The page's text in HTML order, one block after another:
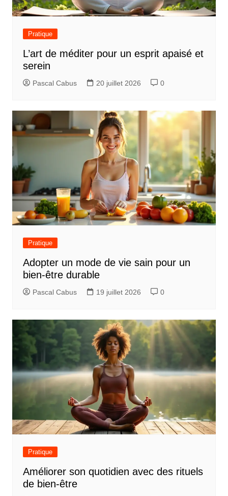
Pratique
L’art de méditer pour un esprit apaisé et
serein
Pascal Cabus 20 juillet 2026 0
Pratique
Adopter un mode de vie sain pour un
bien-être durable
Pascal Cabus 19 juillet 2026 0
Pratique
Améliorer son quotidien avec des rituels
de bien-être